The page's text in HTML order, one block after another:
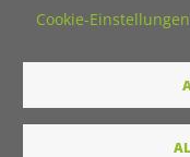
Cookie-Einstellungen
wecken":
Contact 1
Anrede